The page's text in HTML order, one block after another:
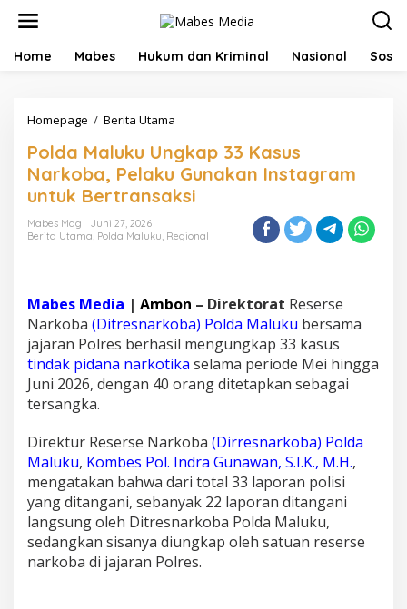
Home Mabes Hukum dan Kriminal Nasional
Homepage / Berita Utama
l
d
a
M
l
U
n
g
k
a
p
a
s
u
s
N
a
r
k
Polda Maluku Ungkap 33 Kasus
Narkoba, Pelaku Gunakan Instagram
untuk Bertransaksi
Mabes Mag
Juni 27, 2026
Berita Utama, Polda Maluku, Regional
Mabes Media | Ambon – Direktorat Reserse
Narkoba (Ditresnarkoba) Polda Maluku bersama
jajaran Polres berhasil mengungkap 33 kasus
tindak pidana narkotika selama periode Mei hingga
Juni 2026, dengan 40 orang ditetapkan sebagai
tersangka.
Direktur Reserse Narkoba (Dirresnarkoba) Polda
Maluku, Kombes Pol. Indra Gunawan, S.I.K., M.H.,
mengatakan bahwa dari total 33 laporan polisi
yang ditangani, sebanyak 22 laporan ditangani
langsung oleh Ditresnarkoba Polda Maluku,
sedangkan sisanya diungkap oleh satuan reserse
narkoba di jajaran Polres.